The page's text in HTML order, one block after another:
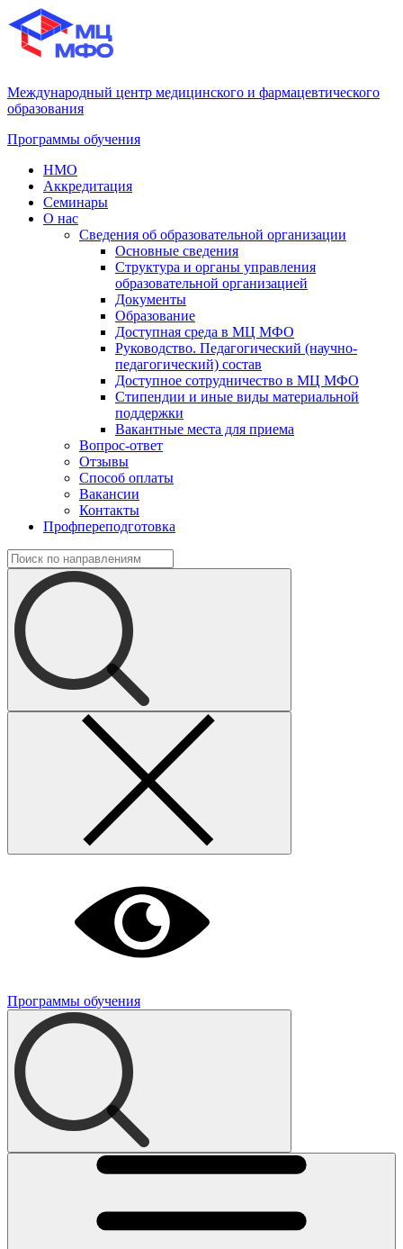
Международный центр медицинского и фармацевтического
образования
Программы обучения
НМО
Аккредитация
Семинары
О нас
Сведения об образовательной организации
Основные сведения
Структура и органы управления
образовательной организацией
Документы
Образование
Доступная среда в МЦ МФО
Руководство. Педагогический (научно-
педагогический) состав
Доступное сотрудничество в МЦ МФО
Стипендии и иные виды материальной
поддержки
Вакантные места для приема
Вопрос-ответ
Отзывы
Способ оплаты
Вакансии
Контакты
Профпереподготовка
Программы обучения